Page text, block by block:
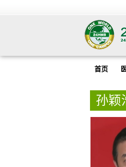
首页
孙颖